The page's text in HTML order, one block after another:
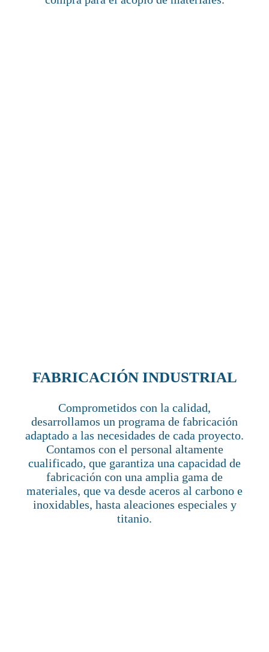
FABRICACIÓN INDUSTRIAL
Comprometidos con la calidad,
desarrollamos un programa de fabricación
adaptado a las necesidades de cada proyecto.
Contamos con el personal altamente
cualificado, que garantiza una capacidad de
fabricación con una amplia gama de
materiales, que va desde aceros al carbono e
inoxidables, hasta aleaciones especiales y
titanio.